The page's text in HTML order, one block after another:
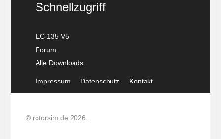
Schnellzugriff
EC 135 V5
Forum
Alle Downloads
Impressum Datenschutz Kontakt
© rotorsim.de 2026.